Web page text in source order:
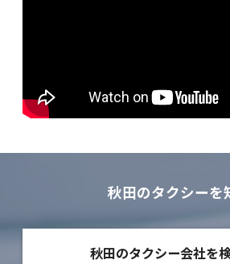
秋田のタクシーを
秋田のタクシー会社を